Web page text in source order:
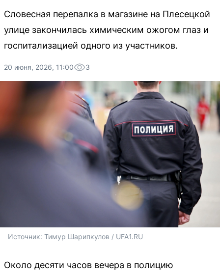
Словесная перепалка в магазине на Плесецкой
улице закончилась химическим ожогом глаз и
госпитализацией одного из участников.
20 июня, 2026, 11:00 3
Источник: Тимур Шарипкулов / UFA1.RU
Около десяти часов вечера в полицию